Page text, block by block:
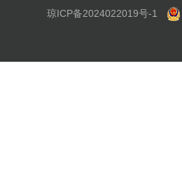
琼ICP备2024022019号-1